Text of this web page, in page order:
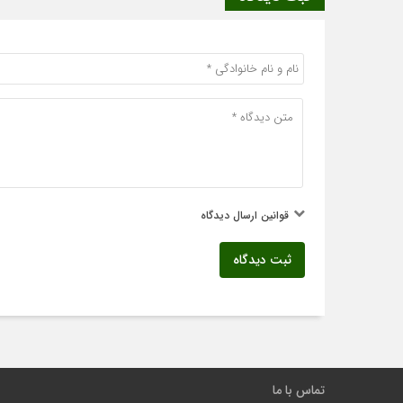
قوانین ارسال دیدگاه
ثبت دیدگاه
تماس با ما